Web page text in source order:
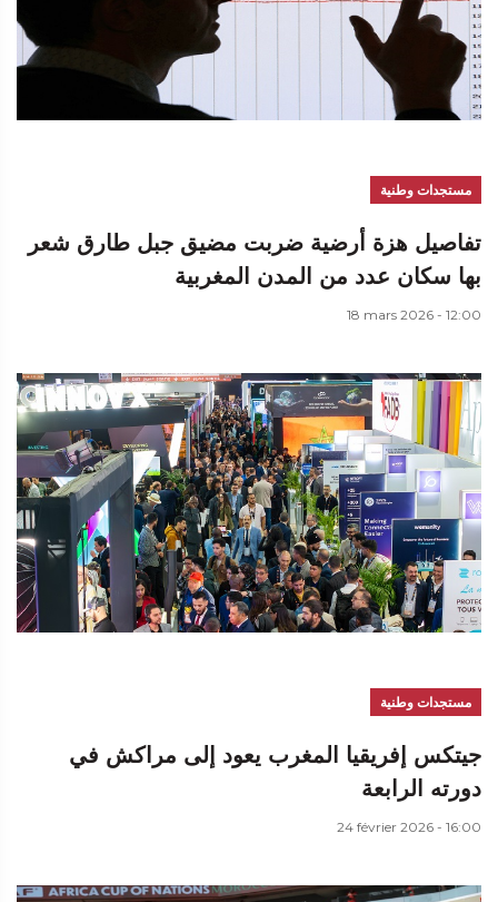
مستجدات وطنية
تفاصيل هزة أرضية ضربت مضيق جبل طارق شعر
بها سكان عدد من المدن المغربية
18 mars 2026 - 12:00
مستجدات وطنية
جيتكس إفريقيا المغرب يعود إلى مراكش في
دورته الرابعة
24 février 2026 - 16:00